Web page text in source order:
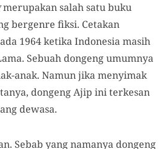
merupakan salah satu buku
bergenre fiksi. Cetakan
1964 ketika Indonesia masih
Sebuah dongeng umumnya
anak. Namun jika menyimak
dongeng Ajip ini terkesan
dewasa.
Sebab yang namanya dongeng